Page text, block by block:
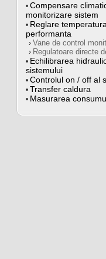
• Compensare
monitorizare sistem
• Reglare
performanta
› Vane de control
› Regulatoare directe
• Echilibrarea
sistemului
• Controlul on / off al
• Transfer caldura
• Masurarea